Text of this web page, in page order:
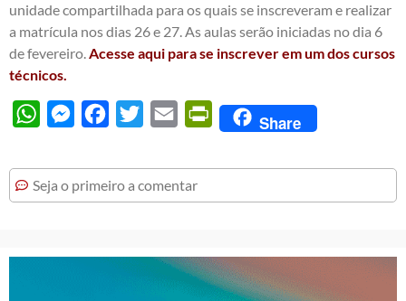
unidade compartilhada para os quais se inscreveram e realizar
a matrícula nos dias 26 e 27. As aulas serão iniciadas no dia 6
de fevereiro.Acesse aqui para se inscrever em um dos cursos
técnicos.
WhatsAppMessengerFacebook
Twitter Email PrintFriendly
Share
Seja o primeiro a comentar